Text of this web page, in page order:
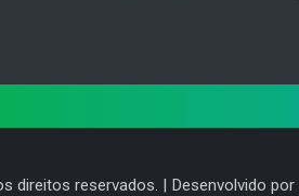
direitos reservados. | Desenvolvido por